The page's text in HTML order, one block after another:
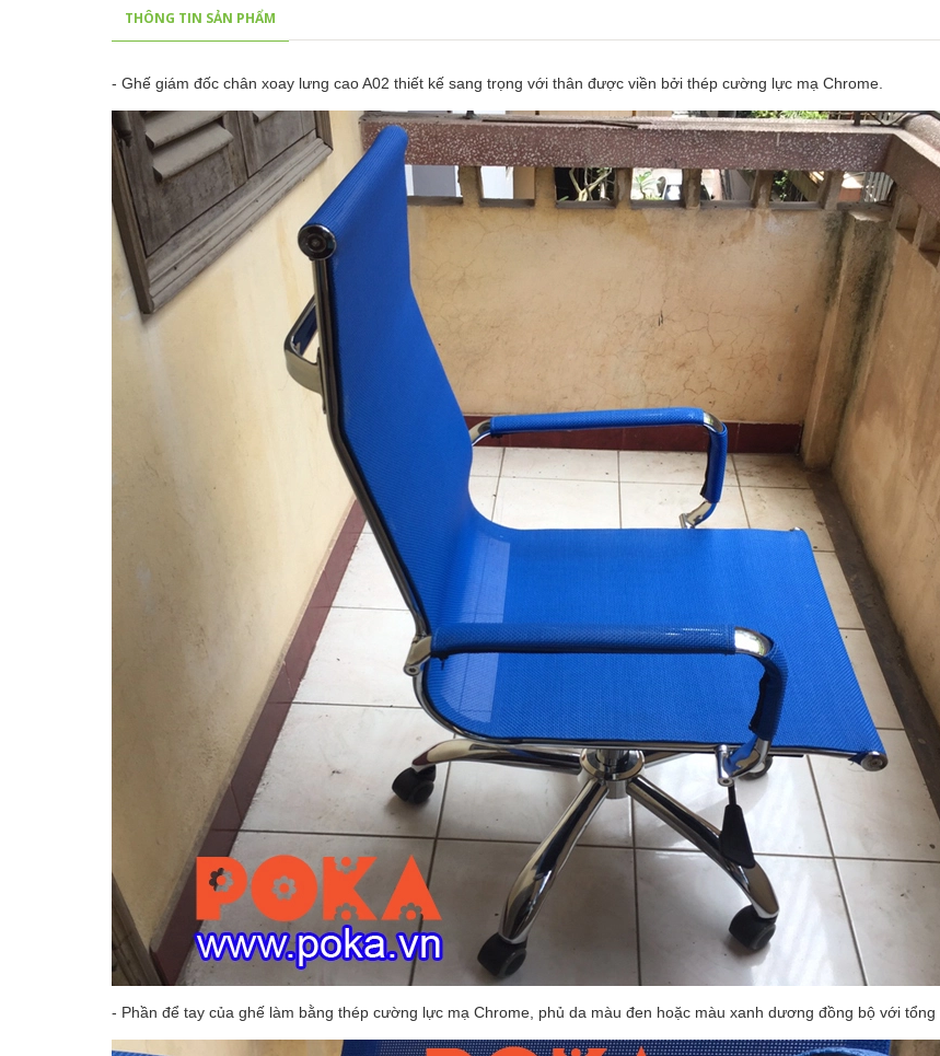
THÔNG TIN SẢN PHẨM
- Ghế giám đốc chân xoay lưng cao A02 thiết kế sang trọng với thân được viền bởi thép cường lực mạ Chrome.
- Phần để tay của ghế làm bằng thép cường lực mạ Chrome, phủ da màu đen hoặc màu xanh dương đồng bộ với tổng